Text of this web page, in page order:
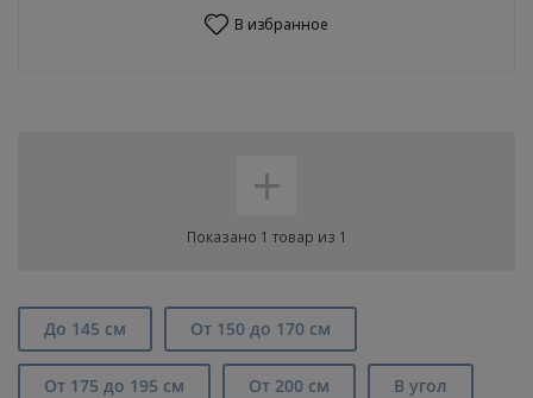
В избранное
+
Показано 1 товар из 1
До 145 см От 150 до 170 см
От 175 до 195 см От 200 см В угол